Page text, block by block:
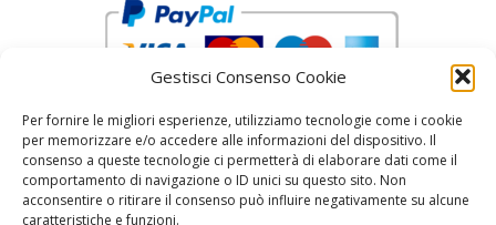
Gestisci Consenso Cookie
Per fornire le migliori esperienze, utilizziamo tecnologie come i cookie
per memorizzare e/o accedere alle informazioni del dispositivo. Il
consenso a queste tecnologie ci permetterà di elaborare dati come il
comportamento di navigazione o ID unici su questo sito. Non
acconsentire o ritirare il consenso può influire negativamente su alcune
caratteristiche e funzioni.
reCAPTCHA Google’s Privacy Policy and